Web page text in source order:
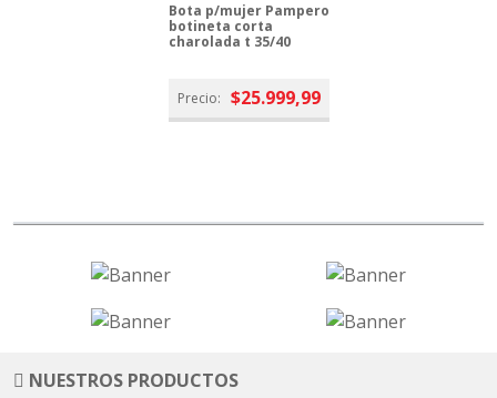
Bota p/mujer Pampero
botineta corta
charolada t 35/40
Precio: $25.999,99
NUESTROS PRODUCTOS